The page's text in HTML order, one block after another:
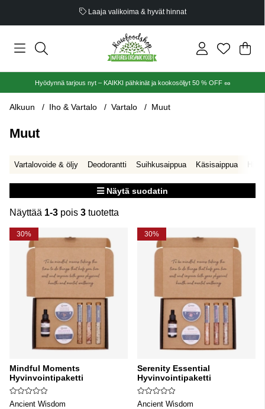
Laaja valikoima & hyvät hinnat
.
Hyödynnä tarjous nyt – KAIKKI pähkinät ja kookosöljyt 50 % OFF 🥜
Alkuun Iho & Vartalo Vartalo Muut
Muut
Vartalovoide & öljy Deodorantti Suihkusaippua Käsisaippua
Näytä suodatin
Näyttää 1-3 pois 3 tuotetta
Tuotteet
30%
Mindful Moments
Hyvinvointipaketti
Ancient Wisdom
30%
Serenity Essential
Hyvinvointipaketti
Ancient Wisdom